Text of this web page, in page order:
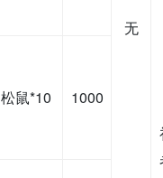
无
松鼠*10 1000